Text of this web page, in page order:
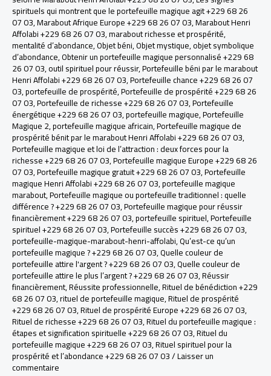
spirituels qui montrent que le portefeuille magique agit +229 68 26
07 03,Marabout Afrique Europe +229 68 26 07 03,Marabout Henri
Affolabi +229 68 26 07 03,marabout richesse et prospérité,
mentalité d’abondance,Objet béni,Objet mystique,objet symbolique
d’abondance,Obtenir un portefeuille magique personnalisé +229 68
26 07 03,outil spirituel pour réussir,Portefeuille béni par le marabout
Henri Affolabi +229 68 26 07 03,Portefeuille chance +229 68 26 07
03,portefeuille de prospérité,Portefeuille de prospérité +229 68 26
07 03,Portefeuille de richesse +229 68 26 07 03,Portefeuille
énergétique +229 68 26 07 03,portefeuille magique,Portefeuille
Magique 2,portefeuille magique africain,Portefeuille magique de
prospérité bénit par le marabout Henri Affolabi +229 68 26 07 03,
Portefeuille magique et loi de l’attraction : deux forces pour la
richesse +229 68 26 07 03,Portefeuille magique Europe +229 68 26
07 03,Portefeuille magique gratuit +229 68 26 07 03,Portefeuille
magique Henri Affolabi +229 68 26 07 03,portefeuille magique
marabout,Portefeuille magique ou portefeuille traditionnel : quelle
différence ? +229 68 26 07 03,Portefeuille magique pour réussir
financièrement +229 68 26 07 03,portefeuille spirituel,Portefeuille
spirituel +229 68 26 07 03,Portefeuille succès +229 68 26 07 03,
portefeuille-magique-marabout-henri-affolabi,Qu’est-ce qu’un
portefeuille magique ? +229 68 26 07 03,Quelle couleur de
portefeuille attire l'argent ? +229 68 26 07 03,Quelle couleur de
portefeuille attire le plus l’argent ? +229 68 26 07 03,Réussir
financièrement,Réussite professionnelle,Rituel de bénédiction +229
68 26 07 03,rituel de portefeuille magique,Rituel de prospérité
+229 68 26 07 03,Rituel de prospérité Europe +229 68 26 07 03,
Rituel de richesse +229 68 26 07 03,Rituel du portefeuille magique :
étapes et signification spirituelle +229 68 26 07 03,Rituel du
portefeuille magique +229 68 26 07 03,Rituel spirituel pour la
prospérité et l’abondance +229 68 26 07 03/Laisser un
commentaire